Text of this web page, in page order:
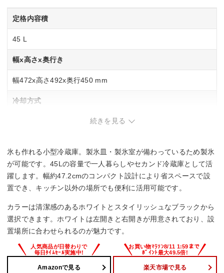
定格内容積
45 L
幅x高さx奥行き
幅472x高さ492x奥行450 mm
冷却方式
–
続きを見る
氷も作れる小型冷蔵庫。製氷皿・製氷室が備わっているため製氷
が可能です。45Lの容量で一人暮らしやセカンド冷蔵庫として活
躍します。幅約47.2cmのコンパクト設計により省スペースで設
置でき、キッチン以外の場所でも便利に活用可能です。
カラーは清潔感のあるホワイトとスタイリッシュなブラックから
選択できます。ホワイトは左開きと右開きが用意されており、設
置場所に合わせられるのが魅力です。
Amazonで見る 楽天市場で見る